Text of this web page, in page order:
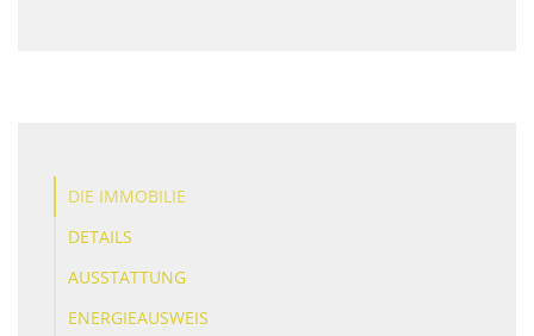
DIE IMMOBILIE
DETAILS
AUSSTATTUNG
ENERGIEAUSWEIS